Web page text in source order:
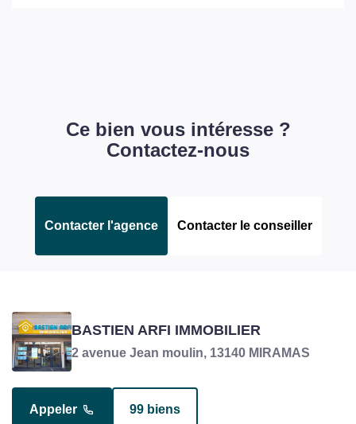
Ce bien vous intéresse ?
Contactez-nous
Contacter l'agence Contacter le conseiller
GONALONS ANTHONY
Négociateur en charge du bien
Appeler 15 biens
BASTIEN ARFI IMMOBILIER
2 avenue Jean moulin, 13140 MIRAMAS
Appeler 99 biens